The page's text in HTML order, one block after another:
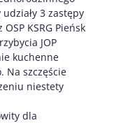
3 zastępy
KSRG Pieńsk
JOP
kuchenne
Na szczęście
niestety
dla